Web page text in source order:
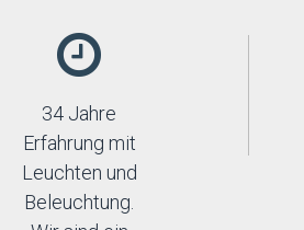
34 Jahre
Erfahrung mit
Leuchten und
Beleuchtung.